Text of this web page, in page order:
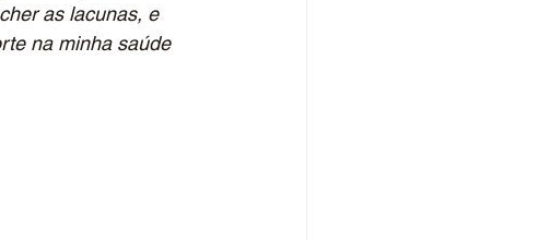
as lacunas, e
na minha saúde